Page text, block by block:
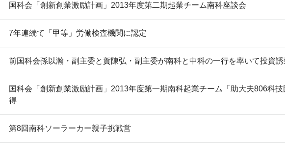
国科会「創新創業激励計画」2013年度第二期起業チーム南科座談会
7年連続て「甲等」労働検査機関に認定
前国科会孫以瀚・副主委と賀陳弘・副主委が南科と中科の一行を率いて投資誘
国科会「創新創業激励計画」2013年度第一期南科起業チーム「助大夫806科
得
第8回南科ソーラーカー親子挑戦営